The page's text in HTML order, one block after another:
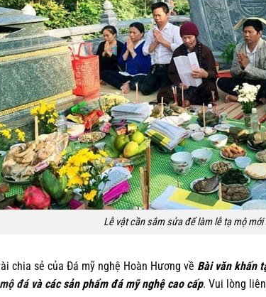
Lễ vật cần sắm sửa để làm lễ tạ mộ mới
chia sẻ của Đá mỹ nghệ Hoàn Hương về Bài văn khấn
đávà các sản phẩm đá mỹ nghệ cao cấp. Vui lòng